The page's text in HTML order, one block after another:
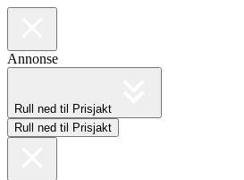
Annonse
Rull ned til Prisjakt
Rull ned til Prisjakt